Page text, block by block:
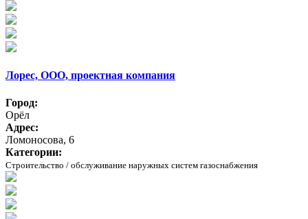
Лорес, ООО, проектная компания
Город:
Орёл
Адрес:
Ломоносова, 6
Категории:
Строительство / обслуживание наружных систем газоснабжения